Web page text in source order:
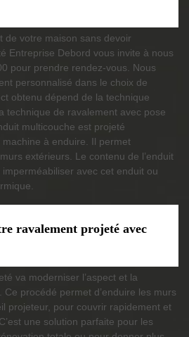
de votre maison sans devoir
Entreprise Debord vous invite à nous
pour prendre rendez-vous. Nous
personnalisé dans le choix de
obtenu dépend de la technique
technique de ravalement avec pose
multicouche est projeté
à enduire. Il permet
extérieurs. Le contenu de l’enduit
avec cet enduit ou
ravalement projeté avec
va moderniser l’aspect et la
procédé permet d’enduire les murs
projeteur, pour couvrir rapidement et
une solution parfaite pour les